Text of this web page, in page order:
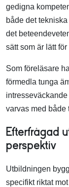
gedigna
både det
det
sätt som är lätt
Som föreläsare
förmedla tunga
varvas med både
Efterfrågad
perspektiv
Utbildningen
specifikt riktat